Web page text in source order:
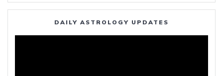
DAILY ASTROLOGY UPDATES